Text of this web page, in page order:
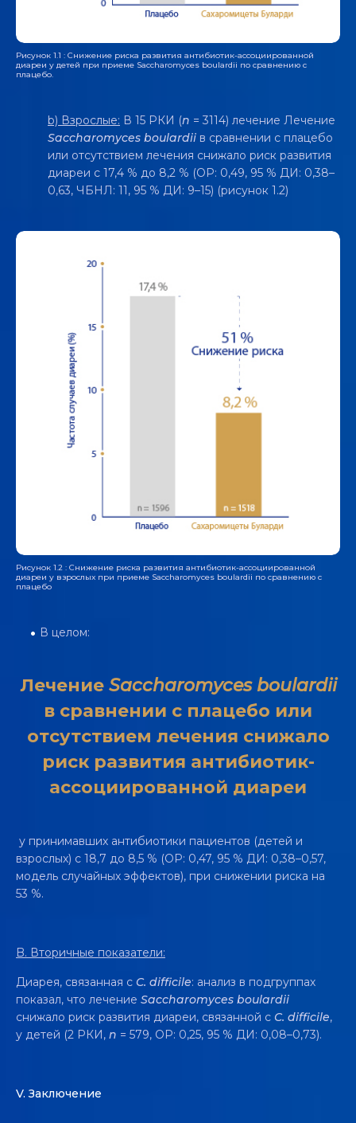
Рисунок 1.1 : Снижение риска развития антибиотик-ассоциированной
диареи у детей при приеме Saccharomyces boulardii по сравнению с
плацебо.
b) Взрослые: В 15 РКИ (n = 3114) лечение Лечение
Saccharomyces boulardii в сравнении с плацебо
или отсутствием лечения снижало риск развития
диареи с 17,4 % до 8,2 % (ОР: 0,49, 95 % ДИ: 0,38–
0,63, ЧБНЛ: 11, 95 % ДИ: 9–15) (рисунок 1.2)
Рисунок 1.2 : Снижение риска развития антибиотик-ассоциированной
диареи у взрослых при приеме Saccharomyces boulardii по сравнению с
плацебо
В целом:
Лечение Saccharomyces boulardii
в сравнении с плацебо или
отсутствием лечения снижало
риск развития антибиотик-
ассоциированной диареи
у принимавших антибиотики пациентов (детей и
взрослых) с 18,7 до 8,5 % (ОР: 0,47, 95 % ДИ: 0,38–0,57,
модель случайных эффектов), при снижении риска на
53 %.
B. Вторичные показатели:
Диарея, связанная с C. difficile: анализ в подгруппах
показал, что лечение Saccharomyces boulardii
снижало риск развития диареи, связанной с C. difficile,
у детей (2 РКИ, n = 579, ОР: 0,25, 95 % ДИ: 0,08–0,73).
V. Заключение